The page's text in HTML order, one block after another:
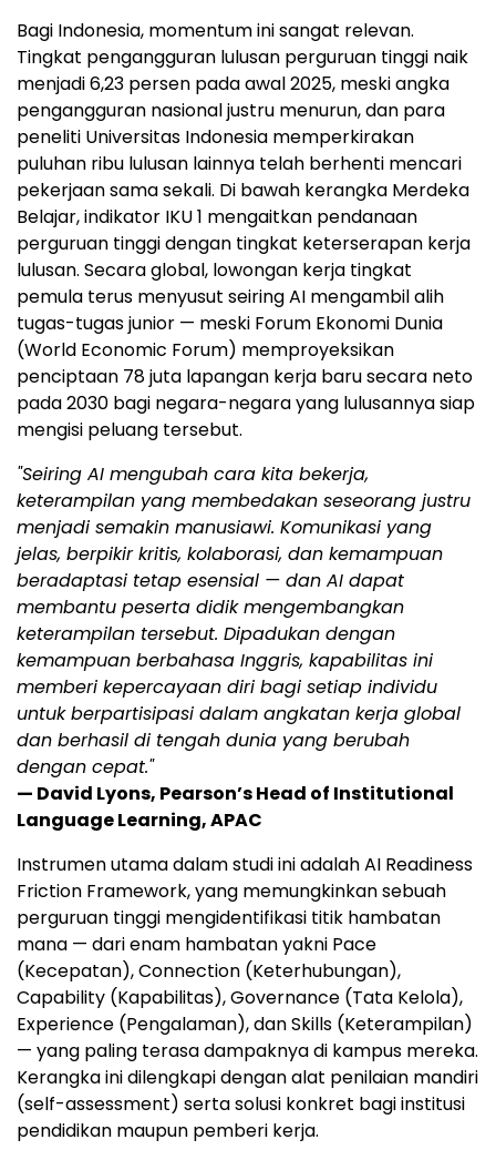
Bagi Indonesia, momentum ini sangat relevan.
Tingkat pengangguran lulusan perguruan tinggi naik
menjadi 6,23 persen pada awal 2025, meski angka
pengangguran nasional justru menurun, dan para
peneliti Universitas Indonesia memperkirakan
puluhan ribu lulusan lainnya telah berhenti mencari
pekerjaan sama sekali. Di bawah kerangka Merdeka
Belajar, indikator IKU 1 mengaitkan pendanaan
perguruan tinggi dengan tingkat keterserapan kerja
lulusan. Secara global, lowongan kerja tingkat
pemula terus menyusut seiring AI mengambil alih
tugas-tugas junior — meski Forum Ekonomi Dunia
(World Economic Forum) memproyeksikan
penciptaan 78 juta lapangan kerja baru secara neto
pada 2030 bagi negara-negara yang lulusannya siap
mengisi peluang tersebut.
"Seiring AI mengubah cara kita bekerja,
keterampilan yang membedakan seseorang justru
menjadi semakin manusiawi. Komunikasi yang
jelas, berpikir kritis, kolaborasi, dan kemampuan
beradaptasi tetap esensial — dan AI dapat
membantu peserta didik mengembangkan
keterampilan tersebut. Dipadukan dengan
kemampuan berbahasa Inggris, kapabilitas ini
memberi kepercayaan diri bagi setiap individu
untuk berpartisipasi dalam angkatan kerja global
dan berhasil di tengah dunia yang berubah
dengan cepat."
— David Lyons, Pearson’s Head of Institutional
Language Learning, APAC
Instrumen utama dalam studi ini adalah AI Readiness
Friction Framework, yang memungkinkan sebuah
perguruan tinggi mengidentifikasi titik hambatan
mana — dari enam hambatan yakni Pace
(Kecepatan), Connection (Keterhubungan),
Capability (Kapabilitas), Governance (Tata Kelola),
Experience (Pengalaman), dan Skills (Keterampilan)
— yang paling terasa dampaknya di kampus mereka.
Kerangka ini dilengkapi dengan alat penilaian mandiri
(self-assessment) serta solusi konkret bagi institusi
pendidikan maupun pemberi kerja.